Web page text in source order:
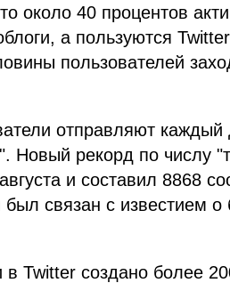
около 40 процентов
а пользуются
пользователей
отправляют каждый
Новый рекорд по числу
и составил 8868
был связан с известием
Twitter создано более